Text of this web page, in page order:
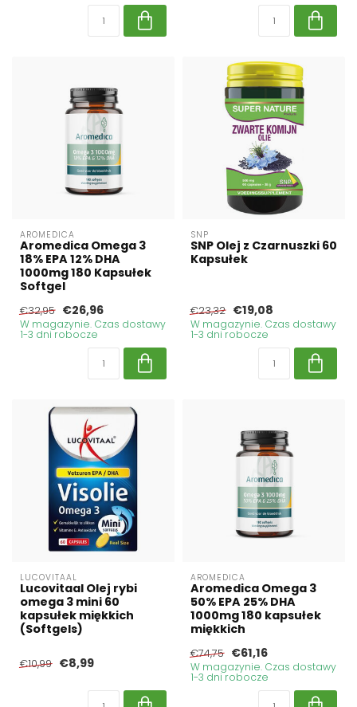
AROMEDICA
Aromedica Omega 3
18% EPA 12% DHA
1000mg 180 Kapsułek
Softgel
€32,95 €26,96
W magazynie. Czas dostawy
1-3 dni robocze
SNP
SNP Olej z Czarnuszki 60
Kapsułek
€23,32 €19,08
W magazynie. Czas dostawy
1-3 dni robocze
LUCOVITAAL
Lucovitaal Olej rybi
omega 3 mini 60
kapsułek miękkich
(Softgels)
€10,99 €8,99
AROMEDICA
Aromedica Omega 3
50% EPA 25% DHA
1000mg 180 kapsułek
miękkich
€74,75 €61,16
W magazynie. Czas dostawy
1-3 dni robocze